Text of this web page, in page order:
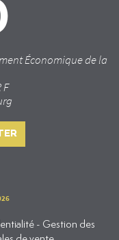
Économique de la
F
- Gestion des